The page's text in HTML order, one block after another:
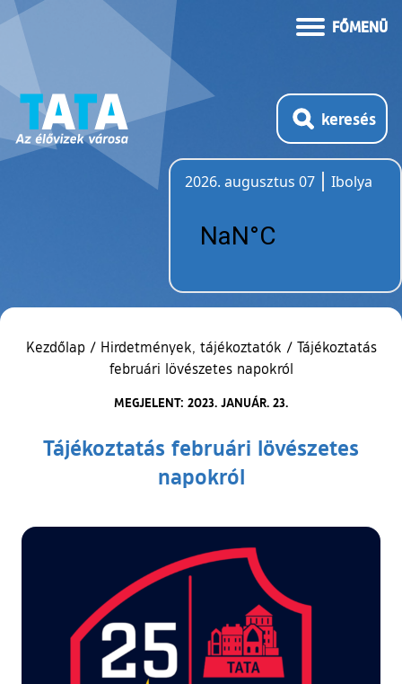
FŐMENÜ
keresés
2026. augusztus 07
Ibolya
Kezdőlap / Hirdetmények, tájékoztatók / Tájékoztatás
februári lövészetes napokról
MEGJELENT: 2023. JANUÁR. 23.
Tájékoztatás februári lövészetes
napokról